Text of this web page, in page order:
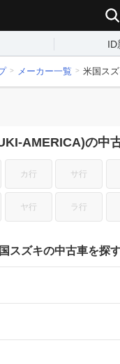
ID
メーカー一覧 米国ス
AMERICA)の中
カ行 サ行
ヤ行 ラ行
スズキの中古車を探